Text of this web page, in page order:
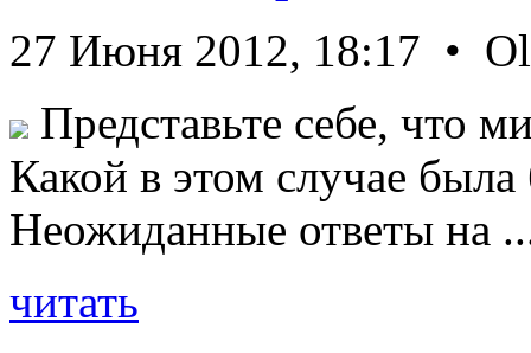
27 Июня 2012, 18:17 •
Представьте себе, что
Какой в этом случае
Неожиданные ответы на
читать